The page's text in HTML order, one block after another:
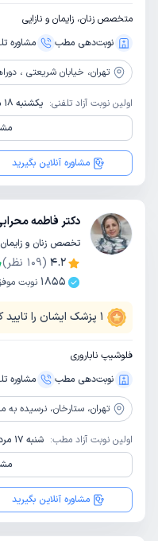
متخصص زنان، زایمان و نازایی
نوبت‌دهی مطب
مشاوره‌
تهران، خیابان شریعتی ، دوراهی قلهک ، روبروی
اولین نوبت آزاد تلفنی: یکشنبه 18 مرداد
مشاوره آنلاین بگیرید
دکتر فاطمه
تخصص زنان و زایمان
4.2
(
109 نظر)
1855 نوبت
1 پزشک ایشان را تایید
فلوشیپ ناباروری
نوبت‌دهی مطب
مشاوره‌
تهران، ستارخان، نرسیده به میدان توحید، نبش
اولین نوبت آزاد مطب: شنبه 17 مرداد
مشاوره آنلاین بگیرید